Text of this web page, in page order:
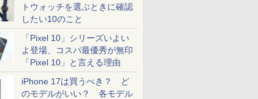
トウォッチを選ぶときに確認
したい10のこと
「Pixel 10」シリーズいよい
よ登場、コスパ最優秀が無印
「Pixel 10」と言える理由
iPhone 17は買うべき？ ど
のモデルがいい？ 各モデル